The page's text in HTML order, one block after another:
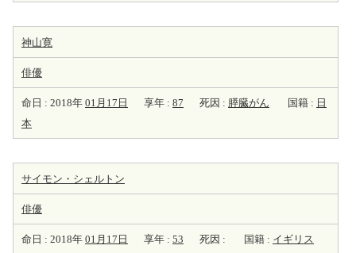
神山寛
俳優
命日 : 2018年 01月17日 享年 : 87 死因 : 膵臓がん 国籍 : 日
本
サイモン・シェルトン
俳優
命日 : 2018年 01月17日 享年 : 53 死因 : 国籍 : イギリス